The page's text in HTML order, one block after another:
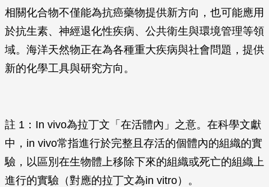
相關化合物不僅能為抗癌藥物提供新方向，也可能應用
於抗生素、神經退化性疾病、公共衛生與環境管理等領
域。海洋天然物正在為各種重大疾病與社會問題，提供
新的化學工具與研究方向。
註 1：In vivo為拉丁文「在活體內」之意。在科學文獻
中，in vivo常指進行於完整且存活的個體內的組織的實
驗，以區別在生物體上移除下來的組織或死亡的組織上
進行的實驗（對應的拉丁文為in vitro）。